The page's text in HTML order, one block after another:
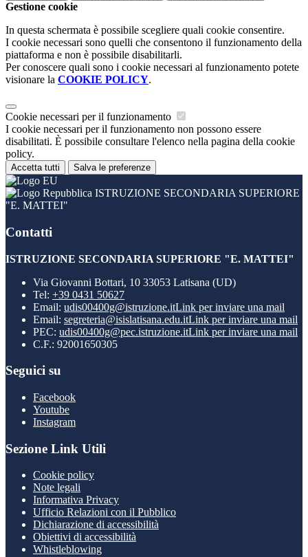
Gestione cookie
In questa schermata è possibile scegliere quali cookie consentire.
I cookie necessari sono quelli che consentono il funzionamento della
piattaforma e non è possibile disabilitarli.
Per conoscere quali sono i cookie necessari al funzionamento potete
visionare la COOKIE POLICY.
Cookie necessari per il funzionamento
I cookie necessari per il funzionamento non possono essere
disabilitati. È possibile consultare l'elenco nella pagina della cookie
policy.
Accetta tutti Salva le preferenze
ISTRUZIONE SECONDARIA SUPERIORE
"E. MATTEI"
Contatti
ISTRUZIONE SECONDARIA SUPERIORE "E. MATTEI"
Via Giovanni Bottari, 10 33053 Latisana (UD)
Tel: +39 0431 50627
Email: udis00400g@istruzione.itLink per inviare una mail
Email: segreteria@isislatisana.edu.itLink per inviare una mail
PEC: udis00400g@pec.istruzione.itLink per inviare una mail
C.F.: 92001650305
Seguici su
Facebook
Youtube
Instagram
Sezione Link Utili
Cookie policy
Note legali
Informativa Privacy
Ufficio Relazioni con il Pubblico
Dichiarazione di accessibilità
Obiettivi di accessibilità
Whistleblowing